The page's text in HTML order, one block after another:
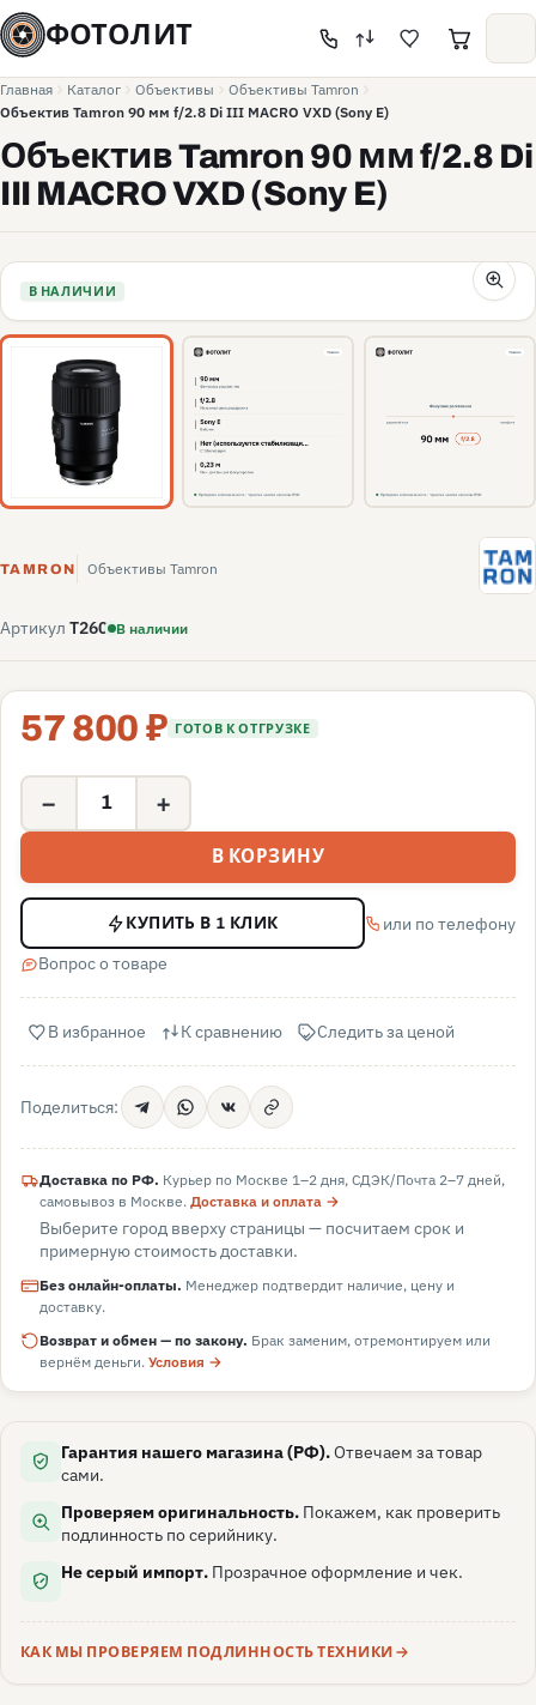
ФОТОЛИТ
Главная Каталог Объективы
Объективы Tamron
Объектив Tamron 90 мм f/2.8 Di III MACRO VXD (Sony E)
Объектив Tamron 90 мм f/2.8 Di
III MACRO VXD (Sony E)
В НАЛИЧИИ
TAMRON Объективы Tamron T
Артикул T260 В наличии
57 800 ₽ ГОТОВ К ОТГРУЗКЕ
− +
В КОРЗИНУ
КУПИТЬ В 1 КЛИК
или по телефону
Вопрос о товаре
В избранное К сравнению Следить за ценой
Поделиться:
Доставка по РФ. Курьер по Москве 1–2 дня, СДЭК/Почта 2–7 дней,
самовывоз в Москве.Доставка и оплата →
Выберите город вверху страницы — посчитаем срок и
примерную стоимость доставки.
Без онлайн-оплаты. Менеджер подтвердит наличие, цену и
доставку.
Возврат и обмен — по закону. Брак заменим, отремонтируем или
вернём деньги. Условия →
Гарантия нашего магазина (РФ).Отвечаем за товар
сами.
Проверяем оригинальность. Покажем, как проверить
подлинность по серийнику.
Не серый импорт. Прозрачное оформление и чек.
КАК МЫ ПРОВЕРЯЕМ ПОДЛИННОСТЬ ТЕХНИКИ